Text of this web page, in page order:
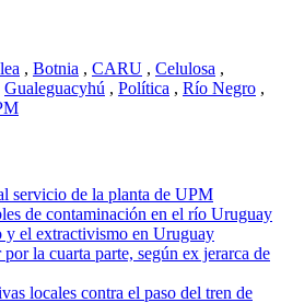
, Botnia , CARU , Celulosa ,
Gualeguacyhú , Política , Río Negro ,
servicio de la planta de UPM
de contaminación en el río Uruguay
y el extractivismo en Uruguay
la cuarta parte, según ex jerarca de
locales contra el paso del tren de